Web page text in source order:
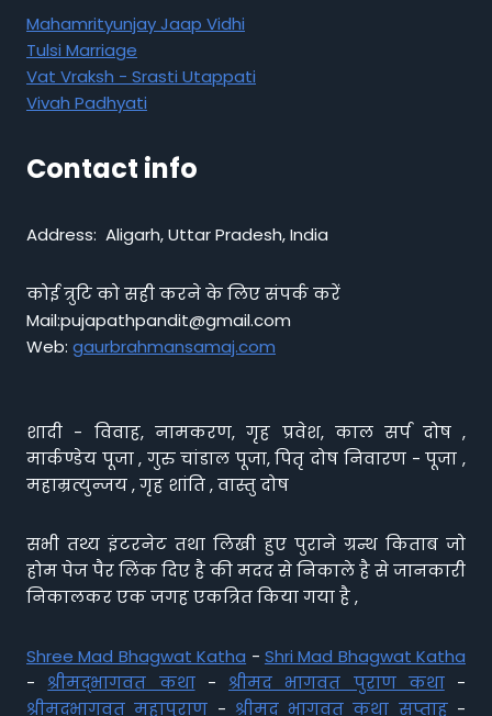
Mahamrityunjay Jaap Vidhi
Tulsi Marriage
Vat Vraksh - Srasti Utappati
Vivah Padhyati
Contact info
Address: Aligarh, Uttar Pradesh, India
कोई त्रुटि को सही करने के लिए संपर्क करें
Mail:pujapathpandit@gmail.com
Web: gaurbrahmansamaj.com
शादी - विवाह, नामकरण, गृह प्रवेश, काल सर्प दोष ,
मार्कण्डेय पूजा , गुरु चांडाल पूजा, पितृ दोष निवारण - पूजा ,
महाम्रत्युन्जय , गृह शांति , वास्तु दोष
सभी तथ्य इंटरनेट तथा लिखी हुए पुराने ग्रन्थ किताब जो
होम पेज पैर लिंक दिए है की मदद से निकाले है से जानकारी
निकालकर एक जगह एकत्रित किया गया है ,
Shree Mad Bhagwat Katha - Shri Mad Bhagwat Katha
- श्रीमद्भागवत कथा- श्रीमद भागवत पुराण कथा-
श्रीमद्भागवत महापुराण - श्रीमद् भागवत कथा सप्ताह-